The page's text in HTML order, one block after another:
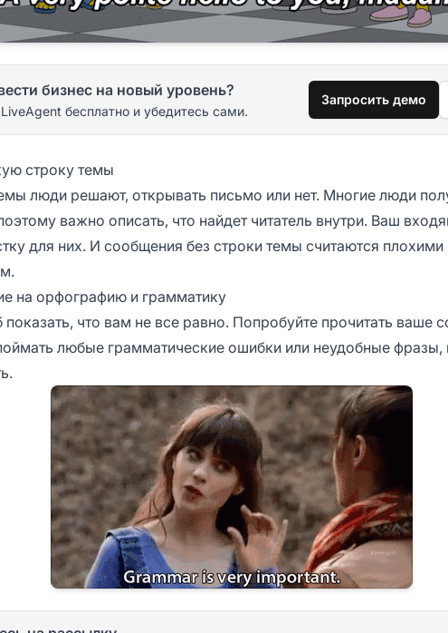
бизнес на новый уровень?
бесплатно и убедитесь сами.
Запросить демо
строку темы
люди решают, открывать письмо или нет. Многие люди
важно описать, что найдет читатель внутри. Ваш
для них. И сообщения без строки темы считаются
на орфографию и грамматику
что вам не все равно. Попробуйте прочитать ваше
любые грамматические ошибки или неудобные фразы,